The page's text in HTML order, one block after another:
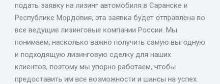
подать заявку на лизинг автомобиля в Саранске и
Республике Мордовия, эта заявка будет отправлена во
все ведущие лизинговые компании России. Мы
понимаем, насколько важно получить самую выгодную
и подходящую лизинговую сделку для наших
клиентов, поэтому мы упорно работаем, чтобы
предоставить им все возможности и шансы на успех.